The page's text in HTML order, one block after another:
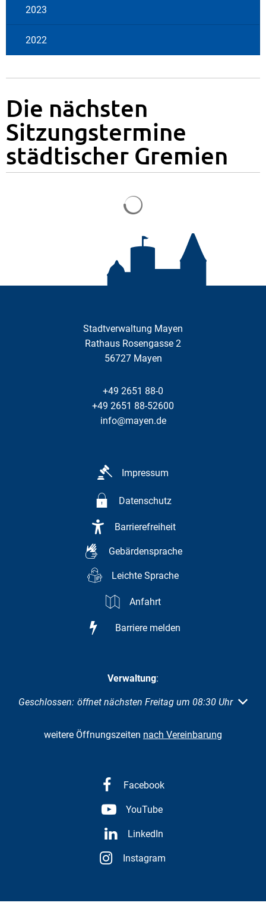
2023
2022
Die nächsten
Sitzungstermine
städtischer Gremien
Stadtverwaltung Mayen
Rathaus Rosengasse 2
56727 Mayen
+49 2651 88-0
+49 2651 88-52600
info@mayen.de
Impressum
Datenschutz
Barrierefreiheit
Gebärdensprache
Leichte Sprache
Anfahrt
Barriere melden
Verwaltung:
Klicken, um weitere Öffnungs- oder Schließzeiten
Geschlossen: öffnet nächsten Freitag um 08:30 Uhr
weitere Öffnungszeiten nach Vereinbarung
Facebook
YouTube
LinkedIn
Instagram